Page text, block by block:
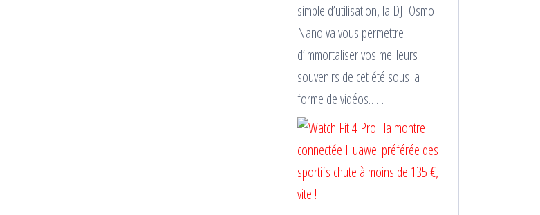
simple d’utilisation, la DJI Osmo
Nano va vous permettre
d’immortaliser vos meilleurs
souvenirs de cet été sous la
forme de vidéos……